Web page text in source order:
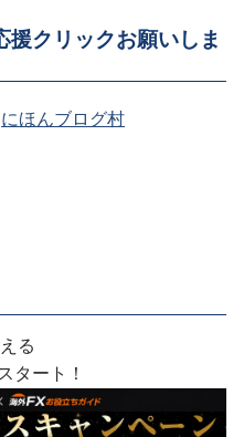
クリックお願いしま
にほんブログ村
る
タート！